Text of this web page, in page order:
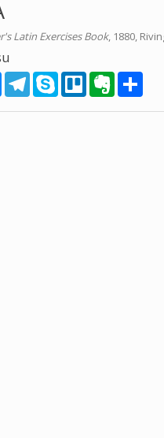
Latin Exercises Book, 1880,
MessengerTelegramSkype Trello Evernote